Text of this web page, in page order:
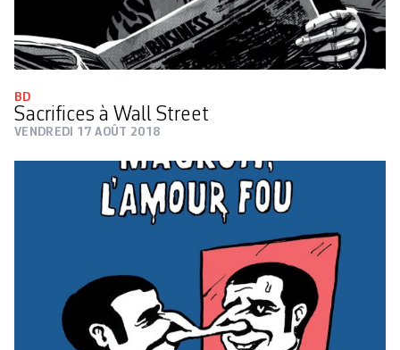
BD
Sacrifices à Wall Street
VENDREDI 17 AOÛT 2018